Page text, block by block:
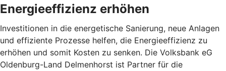
Energieeffizienz erhöhen
Investitionen in die energetische Sanierung, neue Anlagen
und effiziente Prozesse helfen, die Energieeffizienz zu
erhöhen und somit Kosten zu senken. Die Volksbank eG
Oldenburg-Land Delmenhorst ist Partner für die